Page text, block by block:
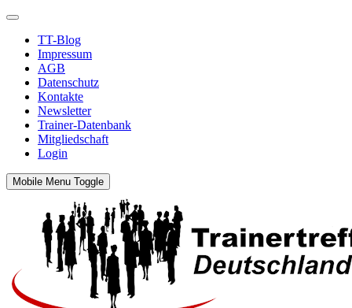
TT-Blog
Impressum
AGB
Datenschutz
Kontakte
Newsletter
Trainer-Datenbank
Mitgliedschaft
Login
Mobile Menu Toggle